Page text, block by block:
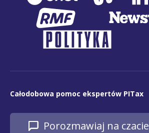
Całodobowa pomoc ekspertów PITax
Porozmawiaj na czacie